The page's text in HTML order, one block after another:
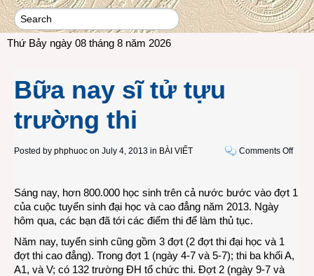
Thứ Bảy ngày 08 tháng 8 năm 2026
Bữa nay sĩ tử tựu
trường thi
Posted by phphuoc on July 4, 2013 in BÀI VIẾT Comments Offon
sĩ
Sáng nay, hơn 800.000 học sinh trên cả nước bước vào đợt 1
của cuộc tuyển sinh đại học và cao đẳng năm 2013. Ngày
hôm qua, các bạn đã tới các điểm thi để làm thủ tục.
Năm nay, tuyển sinh cũng gồm 3 đợt (2 đợt thi đại học và 1
đợt thi cao đẳng). Trong đợt 1 (ngày 4-7 và 5-7); thi ba khối A,
A1, và V; có 132 trường ĐH tổ chức thi. Đợt 2 (ngày 9-7 và